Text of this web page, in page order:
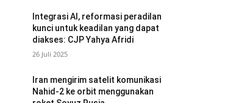
Integrasi AI, reformasi peradilan
kunci untuk keadilan yang dapat
diakses: CJP Yahya Afridi
26 Juli 2025
Iran mengirim satelit komunikasi
Nahid-2 ke orbit menggunakan